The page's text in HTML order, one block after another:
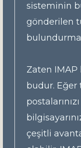
sisteminin
gönderilen
Zaten IMAP
budur. Eğer
çeşitli